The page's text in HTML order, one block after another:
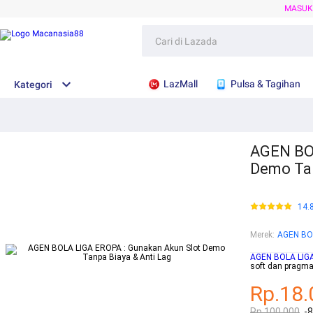
Kategori LazMall Pulsa & Tagihan
AGEN
Demo
Merek: AGEN
AGEN BOLA
soft dan